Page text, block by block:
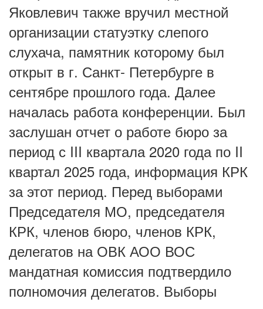
Яковлевич также вручил местной
организации статуэтку слепого
слухача, памятник которому был
открыт в г. Санкт- Петербурге в
сентябре прошлого года. Далее
началась работа конференции. Был
заслушан отчет о работе бюро за
период с III квартала 2020 года по II
квартал 2025 года, информация КРК
за этот период. Перед выборами
Председателя МО, председателя
КРК, членов бюро, членов КРК,
делегатов на ОВК АОО ВОС
мандатная комиссия подтвердило
полномочия делегатов. Выборы